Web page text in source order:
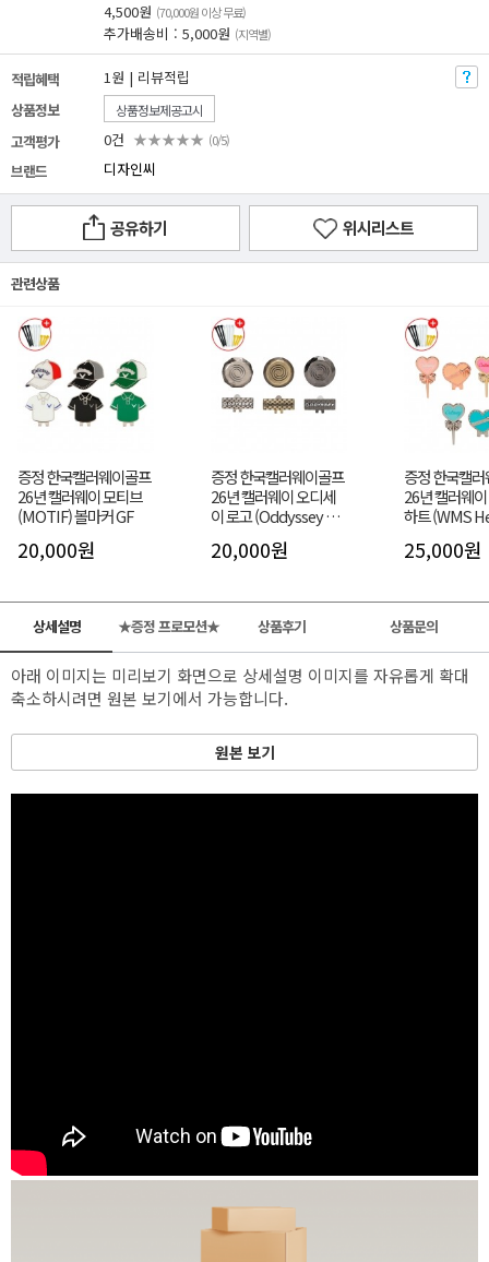
4,500원 (70,000원 이상 무료)
추가배송비 : 5,000원 (지역별)
적립혜택
1원 | 리뷰적립
상품정보
상품정보제공고시
고객평가 0건 ★★★★★ (0/5)
브랜드 디자인씨
공유하기 위시리스트
관련상품
증정 한국캘러웨이골프
26년 캘러웨이 모티브
(MOTIF) 볼마커 GF
20,000원
증정 한국캘러웨이골프
26년 캘러웨이 오디세
이 로고 (Oddyssey LO
20,000원
증정 한국캘
26년 캘러웨
하트 (WMS
25,000원
상세설명 ★증정 프로모션★ 상품후기 상품문의
아래 이미지는 미리보기 화면으로 상세설명 이미지를 자유롭게 확대
축소하시려면 원본 보기에서 가능합니다.
원본 보기